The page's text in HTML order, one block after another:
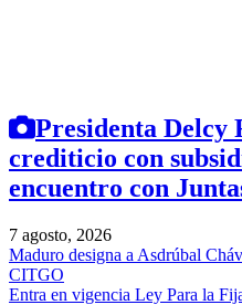
Presidenta Delcy
crediticio con
encuentro con
7 agosto, 2026
Maduro designa a Asdrúbal
CITGO
Entra en vigencia Ley Para la